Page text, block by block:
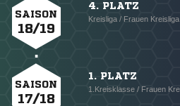
SAISON
18/19
4. PLATZ
Kreisliga / Frauen
SAISON
17/18
1. PLATZ
1.Kreisklasse / Frauen